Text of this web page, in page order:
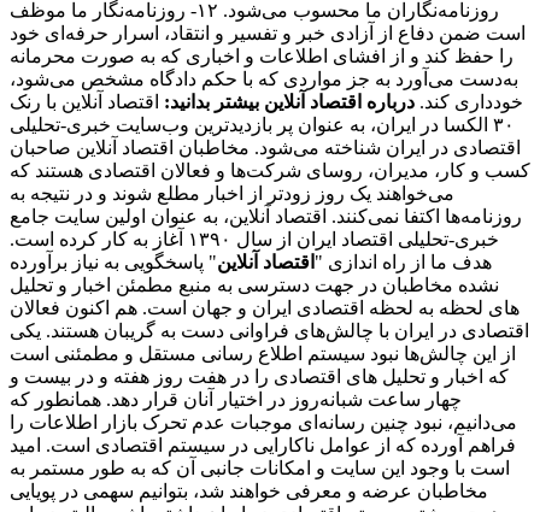
روزنامه‌نگاران ما محسوب می‌شود. ۱۲- روزنامه‌نگار ما موظف
است ضمن دفاع از آزادی خبر و تفسیر و انتقاد، اسرار حرفه‌ای خود
را حفظ کند و از افشای اطلاعات و اخباری که به صورت محرمانه
به‌دست می‌آورد به جز مواردی که با حکم دادگاه مشخص می‌شود،
خودداری کند. درباره اقتصاد آنلاین بیشتر بدانید: اقتصاد آنلاین با رنک
۳۰ الکسا در ایران، به عنوان پر بازدیدترین وب‌سایت خبری-تحلیلی
اقتصادی در ایران شناخته می‌شود. مخاطبان اقتصاد آنلاین صاحبان
کسب و کار، مدیران، روسای شرکت‌ها و فعالان اقتصادی هستند که
می‌خواهند یک روز زودتر از اخبار مطلع شوند و در نتیجه به
روزنامه‌ها اکتفا نمی‌کنند. اقتصاد آنلاین، به عنوان اولین سایت جامع
خبری-تحلیلی اقتصاد ایران از سال ۱۳۹۰ آغاز به کار کرده است.
هدف ما از راه اندازی " اقتصاد آنلاین" پاسخگویی به نیاز برآورده
نشده مخاطبان در جهت دسترسی به منبع مطمئن اخبار و تحلیل
های لحظه به لحظه اقتصادی ایران و جهان است. هم اکنون فعالان
اقتصادی در ایران با چالش‌های فراوانی دست به گریبان هستند. یکی
از این چالش‌ها نبود سیستم اطلاع رسانی مستقل و مطمئنی است
که اخبار و تحلیل های اقتصادی را در هفت روز هفته و در بیست و
چهار ساعت شبانه‌روز در اختیار آنان قرار دهد. همانطور که
می‌دانیم، نبود چنین رسانه‌ای موجبات عدم تحرک بازار اطلاعات را
فراهم آورده که از عوامل ناکارایی در سیستم اقتصادی است. امید
است با وجود این سایت و امکانات جانبی آن که به طور مستمر به
مخاطبان عرضه و معرفی خواهند شد، بتوانیم سهمی در پویایی